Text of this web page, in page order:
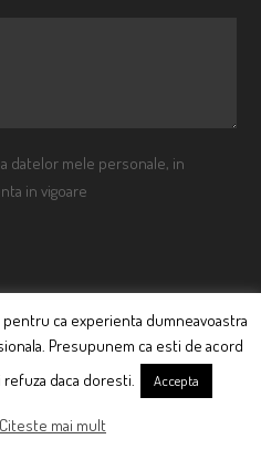
datelor mele personale, in
in vigoare
Ciutacesc.
ca experienta dumneavoastra
Presupunem ca esti de acord
daca doresti.
Accepta
Citeste mai mult